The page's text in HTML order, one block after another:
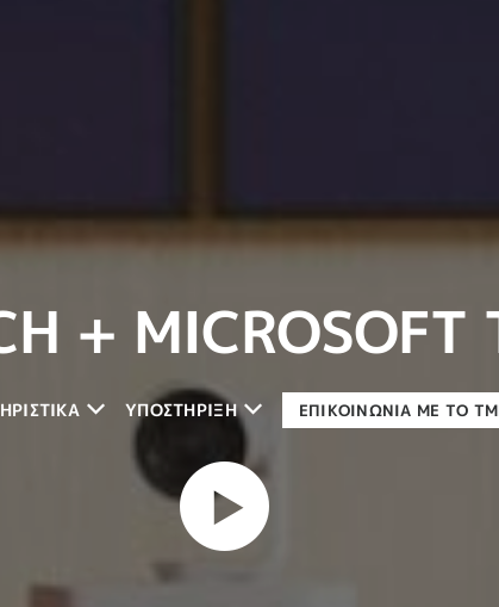
+ MICROSOFT
ΥΠΟΣΤΗΡΙΞΗ ΕΠΙΚΟΙΝΩΝΊΑ ΜΕ ΤΟ